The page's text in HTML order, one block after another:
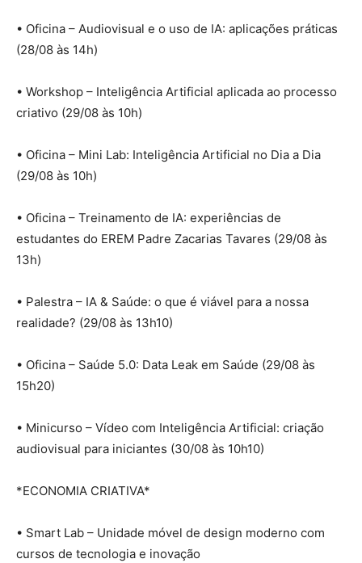
• Oficina – Audiovisual e o uso de IA: aplicações práticas
(28/08 às 14h)
• Workshop – Inteligência Artificial aplicada ao processo
criativo (29/08 às 10h)
• Oficina – Mini Lab: Inteligência Artificial no Dia a Dia
(29/08 às 10h)
• Oficina – Treinamento de IA: experiências de
estudantes do EREM Padre Zacarias Tavares (29/08 às
13h)
• Palestra – IA & Saúde: o que é viável para a nossa
realidade? (29/08 às 13h10)
• Oficina – Saúde 5.0: Data Leak em Saúde (29/08 às
15h20)
• Minicurso – Vídeo com Inteligência Artificial: criação
audiovisual para iniciantes (30/08 às 10h10)
*ECONOMIA CRIATIVA*
• Smart Lab – Unidade móvel de design moderno com
cursos de tecnologia e inovação